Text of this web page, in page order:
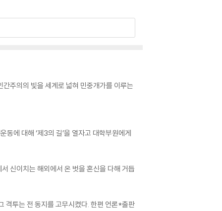
주의의 빛을 세계로 넓혀 민중개가를 이루는
에 대해 ‘제3의 길’을 열자고 대학부원에게
신이치는 해외에서 온 벗을 혼신을 다해 거듭
격투는 전 동지를 고무시켰다. 한편 언론*출판